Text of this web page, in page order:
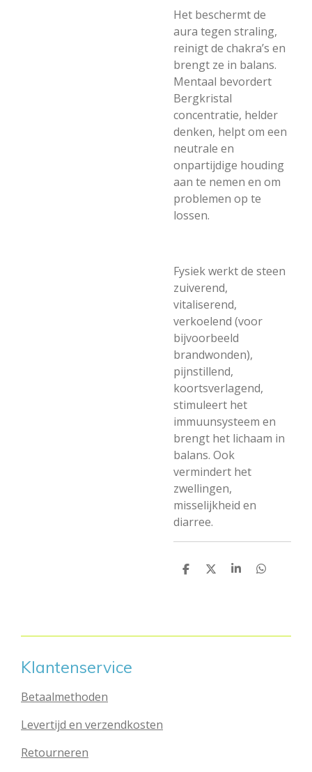
Het beschermt de
aura tegen straling,
reinigt de chakra’s en
brengt ze in balans.
Mentaal bevordert
Bergkristal
concentratie, helder
denken, helpt om een
neutrale en
onpartijdige houding
aan te nemen en om
problemen op te
lossen.
Fysiek werkt de steen
zuiverend,
vitaliserend,
verkoelend (voor
bijvoorbeeld
brandwonden),
pijnstillend,
koortsverlagend,
stimuleert het
immuunsysteem en
brengt het lichaam in
balans. Ook
vermindert het
zwellingen,
misselijkheid en
diarree.
D
D
S
D
Klantenservice
Betaalmethoden
Levertijd en verzendkosten
Retourneren